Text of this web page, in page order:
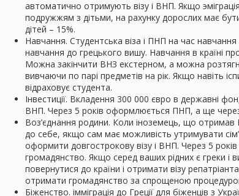
автоматично отримують візу і ВНП. Якщо
подружжям з дітьми, на рахунку дорослих має
дітей – 15%.
Навчання. Студентська віза і ПНП на час
навчання до грецького вишу. Навчання в країні
Можна закінчити ВНЗ екстерном, а можна
вивчаючи по парі предметів на рік. Якщо навіть
відраховує студента.
Інвестиції. Вкладення 300 000 євро в державні
ВНП. Через 5 років оформлюється ПНП, а ще
Воз’єднання родини. Коли іноземець, що
до себе, якщо сам має можливість утримувати
оформити довгострокову візу і ВНП. Через 5
громадянство. Якщо серед ваших рідних є греки
повернутися до країни і отримати візу
отримати громадянство за спрощеною
Біженство. імміграція до Греції для біженців з